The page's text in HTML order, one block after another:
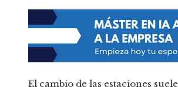
El cambio de las estaciones suele